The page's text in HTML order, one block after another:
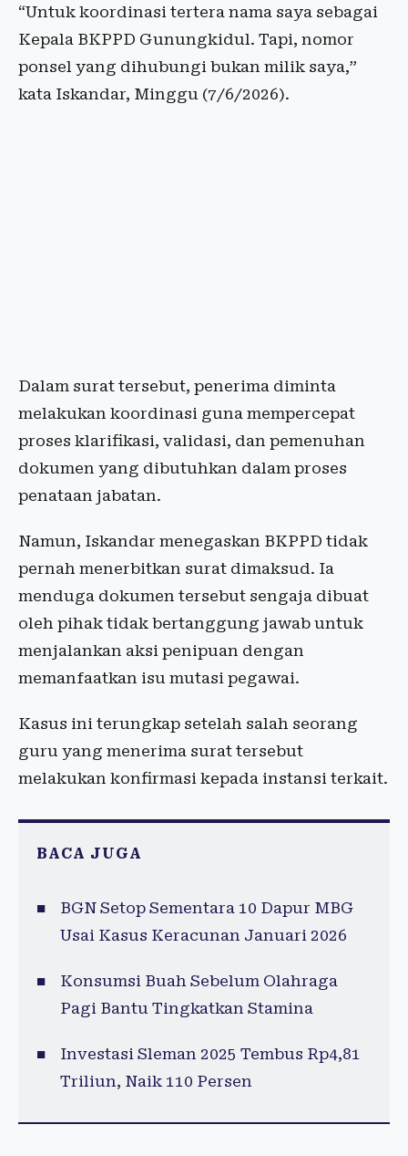
“Untuk koordinasi tertera nama saya sebagai
Kepala BKPPD Gunungkidul. Tapi, nomor
ponsel yang dihubungi bukan milik saya,”
kata Iskandar, Minggu (7/6/2026).
Dalam surat tersebut, penerima diminta
melakukan koordinasi guna mempercepat
proses klarifikasi, validasi, dan pemenuhan
dokumen yang dibutuhkan dalam proses
penataan jabatan.
Namun, Iskandar menegaskan BKPPD tidak
pernah menerbitkan surat dimaksud. Ia
menduga dokumen tersebut sengaja dibuat
oleh pihak tidak bertanggung jawab untuk
menjalankan aksi penipuan dengan
memanfaatkan isu mutasi pegawai.
Kasus ini terungkap setelah salah seorang
guru yang menerima surat tersebut
melakukan konfirmasi kepada instansi terkait.
BACA JUGA
BGN Setop Sementara 10 Dapur MBG
Usai Kasus Keracunan Januari 2026
Konsumsi Buah Sebelum Olahraga
Pagi Bantu Tingkatkan Stamina
Investasi Sleman 2025 Tembus Rp4,81
Triliun, Naik 110 Persen